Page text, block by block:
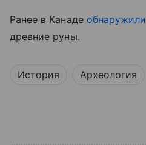
Ранее в Канаде обнаружили
древние руны.
История Археология